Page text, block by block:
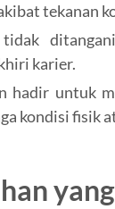
tekanan
karier.
hadir untuk
kondisi fisik